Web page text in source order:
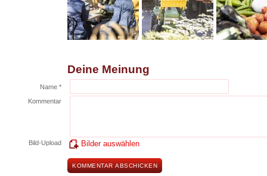
Deine Meinung
Name *
Kommentar
Bild-Upload Bilder auswählen